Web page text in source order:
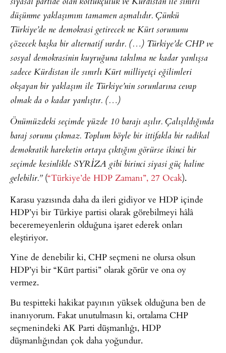
düşünme yaklaşımını tamamen aşmalıdır. Çünkü
Türkiye’de ne demokrasi getirecek ne Kürt sorununu
çözecek başka bir alternatif vardır. (…) Türkiye’de CHP ve
sosyal demokrasinin kuyruğuna takılma ne kadar yanlışsa
sadece Kürdistan ile sınırlı Kürt milliyetçi eğilimleri
okşayan bir yaklaşım ile Türkiye’nin sorunlarına cevap
olmak da o kadar yanlıştır. (…)
Önümüzdeki seçimde yüzde 10 barajı aşılır. Çalışıldığında
baraj sorunu çıkmaz. Toplum böyle bir ittifakla bir radikal
demokratik hareketin ortaya çıktığını görürse ikinci bir
seçimde kesinlikle SYRİZA gibi birinci siyasi güç haline
gelebilir.”(“Türkiye’de HDP Zamanı”, 27 Ocak).
Karasu yazısında daha da ileri gidiyor ve HDP içinde
HDP’yi bir Türkiye partisi olarak görebilmeyi hâlâ
beceremeyenlerin olduğuna işaret ederek onları
eleştiriyor.
Yine de denebilir ki, CHP seçmeni ne olursa olsun
HDP’yi bir “Kürt partisi” olarak görür ve ona oy
vermez.
Bu tespitteki hakikat payının yüksek olduğuna ben de
inanıyorum. Fakat unutulmasın ki, ortalama CHP
seçmenindeki AK Parti düşmanlığı, HDP
düşmanlığından çok daha yoğundur.